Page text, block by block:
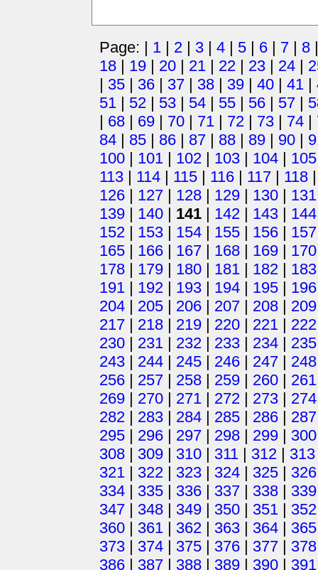
Page: | 1 | 2 | 3 | 4 | 5 | 6 | 7 | 8
18 | 19 | 20 | 21 | 22 | 23 | 24 |
| 35 | 36 | 37 | 38 | 39 | 40 | 41 |
51 | 52 | 53 | 54 | 55 | 56 | 57 |
| 68 | 69 | 70 | 71 | 72 | 73 | 74 |
84 | 85 | 86 | 87 | 88 | 89 | 90 |
100 | 101 | 102 | 103 | 104 | 105
113 | 114 | 115 | 116 | 117 | 118
126 | 127 | 128 | 129 | 130 | 131
139 | 140 | 141 | 142 | 143 | 144
152 | 153 | 154 | 155 | 156 | 157
165 | 166 | 167 | 168 | 169 | 170
178 | 179 | 180 | 181 | 182 | 183
191 | 192 | 193 | 194 | 195 | 196
204 | 205 | 206 | 207 | 208 | 209
217 | 218 | 219 | 220 | 221 | 222
230 | 231 | 232 | 233 | 234 | 235
243 | 244 | 245 | 246 | 247 | 248
256 | 257 | 258 | 259 | 260 | 261
269 | 270 | 271 | 272 | 273 | 274
282 | 283 | 284 | 285 | 286 | 287
295 | 296 | 297 | 298 | 299 | 300
308 | 309 | 310 | 311 | 312 | 313
321 | 322 | 323 | 324 | 325 | 326
334 | 335 | 336 | 337 | 338 | 339
347 | 348 | 349 | 350 | 351 | 352
360 | 361 | 362 | 363 | 364 | 365
373 | 374 | 375 | 376 | 377 | 378
386 | 387 | 388 | 389 | 390 | 391